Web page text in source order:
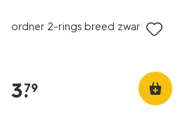
ordner 2-rings breed zwart A4
3.
79